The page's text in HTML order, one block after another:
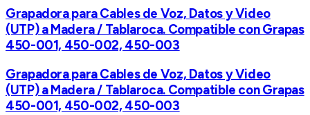
Grapadora para Cables de Voz, Datos y Video
(UTP) a Madera / Tablaroca. Compatible con Grapas
450-001, 450-002, 450-003
Grapadora para Cables de Voz, Datos y Video
(UTP) a Madera / Tablaroca. Compatible con Grapas
450-001, 450-002, 450-003